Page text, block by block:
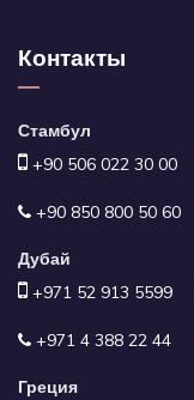
Контакты
Стамбул
+90 506 022 30 00
+90 850 800 50 60
Дубай
+971 52 913 5599
+971 4 388 22 44
Греция